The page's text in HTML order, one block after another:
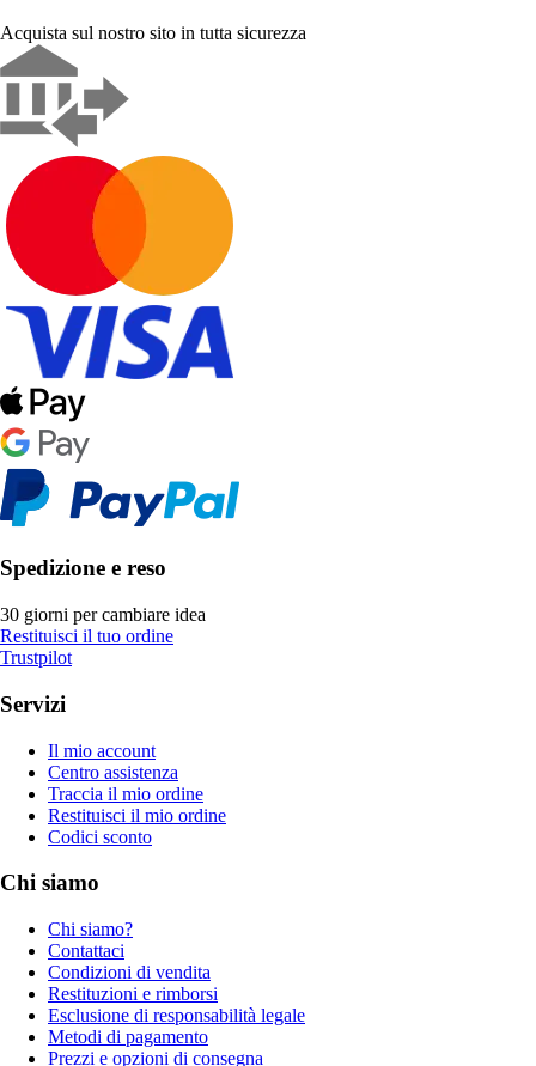
Acquista sul nostro sito in tutta sicurezza
Spedizione e reso
30 giorni per cambiare idea
Restituisci il tuo ordine
Trustpilot
Servizi
Il mio account
Centro assistenza
Traccia il mio ordine
Restituisci il mio ordine
Codici sconto
Chi siamo
Chi siamo?
Contattaci
Condizioni di vendita
Restituzioni e rimborsi
Esclusione di responsabilità legale
Metodi di pagamento
Prezzi e opzioni di consegna